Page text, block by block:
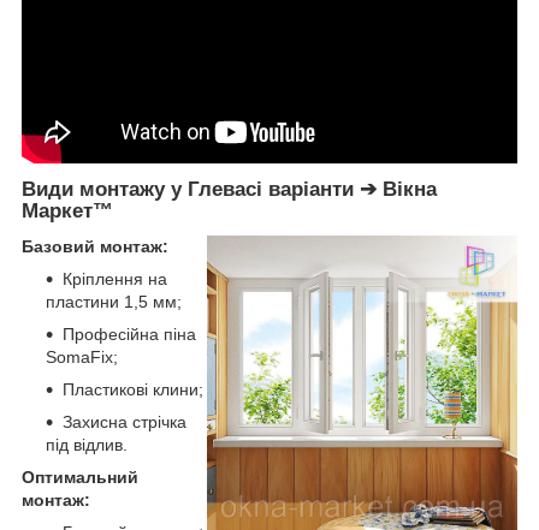
Види монтажу у Глевасі варіанти ➔ Вікна
Маркет™
Базовий монтаж:
Кріплення на
пластини 1,5 мм;
Професійна піна
SomaFix;
Пластикові клини;
Захисна стрічка
під відлив.
Оптимальний
монтаж: